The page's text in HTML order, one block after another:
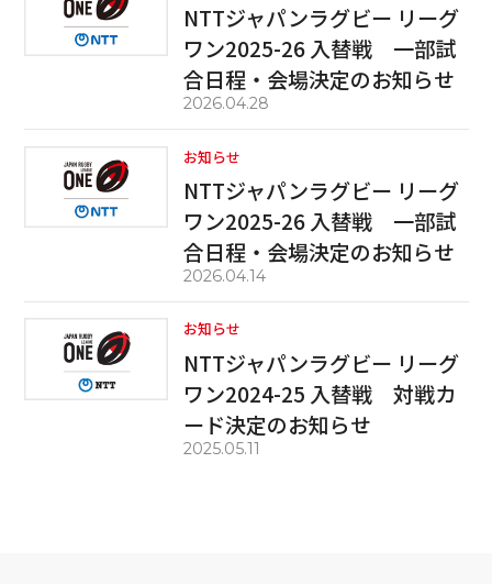
NTTジャパンラグビー リーグ
ワン2025-26 入替戦 一部試
合日程・会場決定のお知らせ
2026.04.28
お知らせ
NTTジャパンラグビー リーグ
ワン2025-26 入替戦 一部試
合日程・会場決定のお知らせ
2026.04.14
お知らせ
NTTジャパンラグビー リーグ
ワン2024-25 入替戦 対戦カ
ード決定のお知らせ
2025.05.11